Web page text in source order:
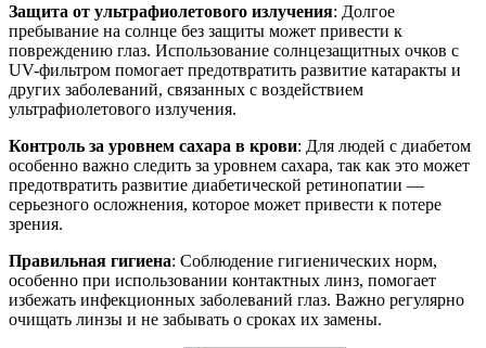
Защита от ультрафиолетового излучения: Долгое
пребывание на солнце без защиты может привести к
повреждению глаз. Использование солнцезащитных очков с
UV-фильтром помогает предотвратить развитие катаракты и
других заболеваний, связанных с воздействием
ультрафиолетового излучения.
Контроль за уровнем сахара в крови: Для людей с диабетом
особенно важно следить за уровнем сахара, так как это может
предотвратить развитие диабетической ретинопатии —
серьезного осложнения, которое может привести к потере
зрения.
Правильная гигиена: Соблюдение гигиенических норм,
особенно при использовании контактных линз, помогает
избежать инфекционных заболеваний глаз. Важно регулярно
очищать линзы и не забывать о сроках их замены.